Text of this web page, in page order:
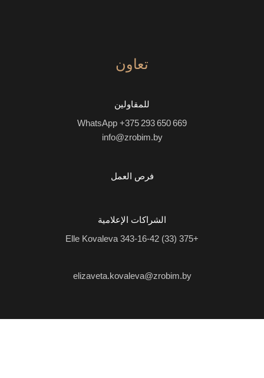
تعاون
للمقاولين
WhatsApp +375 293 650 669
info@zrobim.by
فرص العمل
الشراكات الإعلامية
+375 (33) 343-16-42
elizaveta.kovaleva@zrobim.by